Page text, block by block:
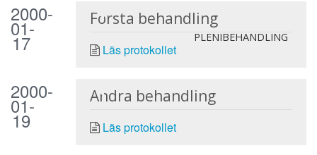
2000-
01-
17
Första behandling
PLENIBEHANDLING
Läs protokollet
2000-
01-
19
Andra behandling
Läs protokollet